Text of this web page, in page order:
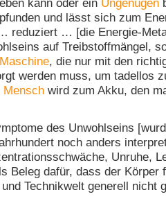
und lässt sich zum
reduziert … [die Energie-
auf Treibstoffmängel,
Maschine, die nur mit den
werden muss, um tadellos
Mensch wird zum Akku, den
des Unwohlseins
noch anders
Unruhe,
Beleg dafür, dass der Körper
Technikwelt generell nicht